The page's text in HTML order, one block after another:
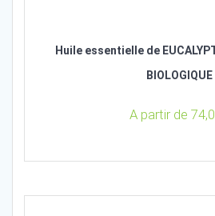
Huile essentielle de
BIOLOGIQUE
A partir de